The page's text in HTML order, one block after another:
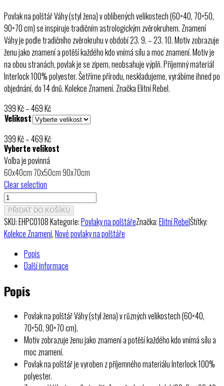
Povlak na polštář Váhy (styl žena) v oblíbených velikostech (60×40, 70×50,
90×70 cm) se inspiruje tradičním astrologickým zvěrokruhem. Znamení
Váhy je podle tradičního zvěrokruhu v období 23. 9. – 23. 10. Motiv zobrazuje
ženu jako znamení a potěší každého kdo vnímá sílu a moc znamení. Motiv je
na obou stranách, povlak je se zipem, neobsahuje výplň. Příjemný materiál
Interlock 100% polyester. Šetříme přírodu, neskladujeme, vyrábíme ihned po
objednání, do 14 dnů. Kolekce Znamení. Značka Elitní Rebel.
399Kč–469KčRozpětí
cen:
až
469 Kč
Velikost
399Kč–469KčRozpětí
cen:
až
Vyberte velikost
Volba je povinná
60x40cm 70x50cm90x70cm
Clear selection
Povlak
na
polštář
Váhy
žena)
množství
PŘIDAT DO KOŠÍKU
SKU:EHPC0108Kategorie:Povlaky na polštářeZnačka:Elitní RebelŠtítky:
Kolekce Znamení,Nové povlaky na polštáře
Popis
Další informace
Popis
Povlak na polštář Váhy (styl žena) v různých velikostech (60×40,
70×50, 90×70 cm).
Motiv zobrazuje ženu jako znamení a potěší každého kdo vnímá sílu a
moc znamení.
Povlak na polštář je vyroben z příjemného materiálu Interlock 100%
polyester.